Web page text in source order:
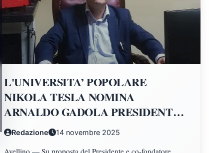
L'UNIVERSITA’ POPOLARE
NIKOLA TESLA NOMINA
ARNALDO GADOLA PRESIDENTE
E DIRETTORE DEI DIPARTIMENTI
DI SCIENZE GIURIDICHE,
Redazione 14 novembre 2025
Avellino — Su proposta del Presidente e co-fondatore